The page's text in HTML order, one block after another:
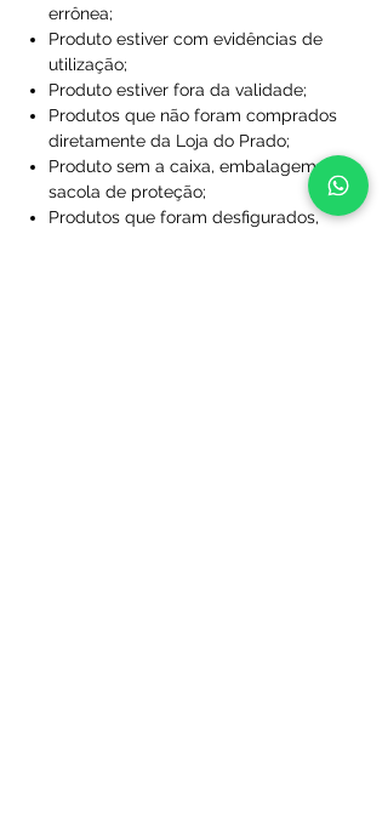
errônea;
Produto estiver com evidências de
utilização;
Produto estiver fora da validade;
Produtos que não foram comprados
diretamente da Loja do Prado;
Produto sem a caixa, embalagem ou
sacola de proteção;
Produtos que foram desfigurados,